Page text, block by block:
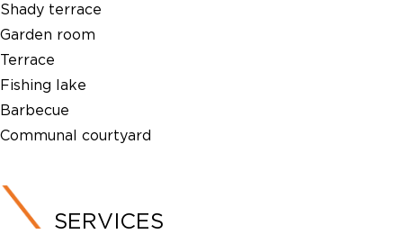
Shady terrace
Garden room
Terrace
Fishing lake
Barbecue
Communal courtyard
SERVICES